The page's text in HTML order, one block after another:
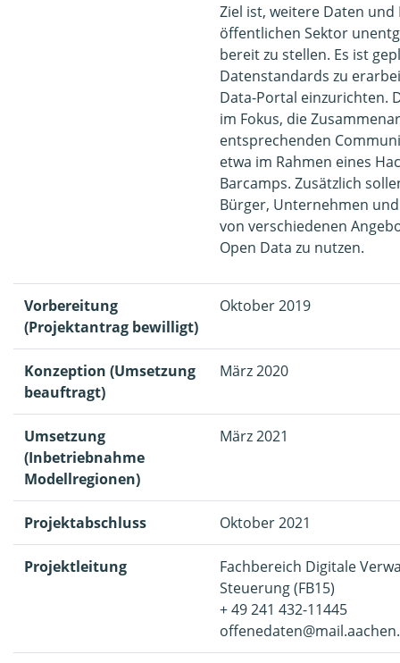
Ziel ist, weitere Daten
öffentlichen Sektor
bereit zu stellen. Es ist
Datenstandards zu
Data-Portal einzurichten.
im Fokus, die
entsprechenden
etwa im Rahmen eines
Barcamps. Zusätzlich
Bürger, Unternehmen
von verschiedenen
Open Data zu nutzen.
Vorbereitung
(Projektantrag bewilligt)
Oktober 2019
Konzeption (Umsetzung
beauftragt)
März 2020
Umsetzung
(Inbetriebnahme
Modellregionen)
März 2021
Projektabschluss Oktober 2021
Projektleitung
Fachbereich Digitale
Steuerung (FB15)
+ 49 241 432-11445